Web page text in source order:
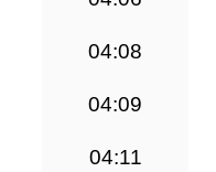
04:08
04:09
04:11